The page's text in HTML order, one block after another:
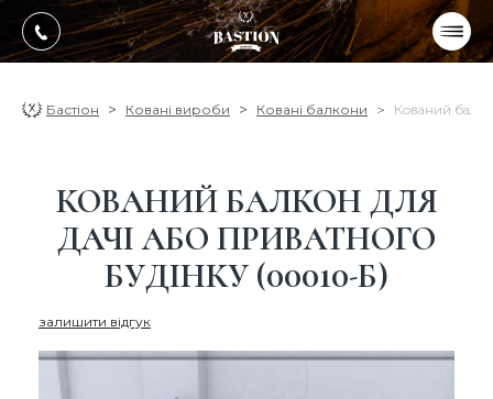
ПРОДУКЦІЯ
Про компанію
Оплата, доставка
Портфоліо робіт
Бастіон Ковані вироби Ковані балкони Кований
КОВАНИЙ БАЛКОН ДЛЯ
ДАЧІ АБО ПРИВАТНОГО
БУДІНКУ (00010-Б)
залишити відгук